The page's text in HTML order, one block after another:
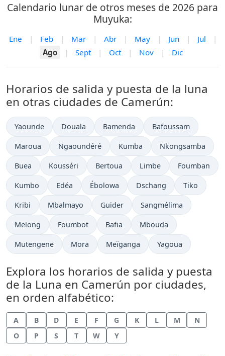
Calendario lunar de otros meses de 2026 para
Muyuka:
Ene | Feb | Mar | Abr | May | Jun | Jul
|
Ago
| Sept | Oct | Nov | Dic
Horarios de salida y puesta de la luna
en otras ciudades de Camerún:
Yaounde Douala Bamenda Bafoussam
Maroua Ngaoundéré Kumba Nkongsamba
Buea Kousséri Bertoua Limbe Foumban
Kumbo Edéa Ébolowa Dschang Tiko
Kribi Mbalmayo Guider Sangmélima
Melong Foumbot Bafia Mbouda
Mutengene Mora Meïganga Yagoua
Explora los horarios de salida y puesta
de la Luna en Camerún por ciudades,
en orden alfabético:
A B D E F G K L M
N
O
P S T W Y